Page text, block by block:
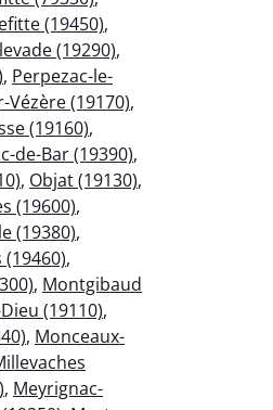
(19450),
(19290),
, Perpezac-le-
Vézère (19170),
(19160),
de-Bar (19390),
, Objat (19130),
(19600),
(19380),
(19460),
, Montgibaud
(19110),
, Monceaux-
, Meyrignac-